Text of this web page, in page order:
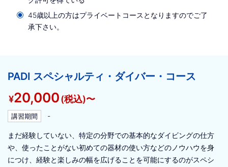
45歳以上の方はプライベートコースとなりますのでご了
承下さい。
PADI スペシャルティ・ダイバー・コース
¥20,000(税込)〜
講習期間 -
まだ経験していない、特定の分野での基本的なダイビングの仕方
や、使ったことがない初めての器材の使い方などのノウハウを身
につけ、経験と楽しみの幅を広げることを可能にするのがスペシ